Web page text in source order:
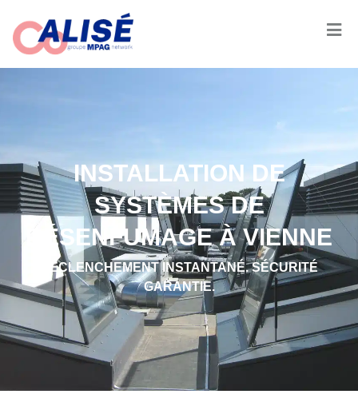
INSTALLATION DE
SYSTÈMES DE
DÉSENFUMAGE À VIENNE
DÉCLENCHEMENT INSTANTANÉ. SÉCURITÉ
GARANTIE.